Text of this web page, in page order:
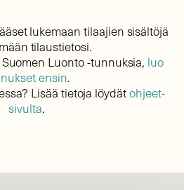
lukemaan tilaajien sisältöjä
tilaustietosi.
Luonto -tunnuksia, luo
ensin.
Lisää tietoja löydätohjeet-
sivulta.